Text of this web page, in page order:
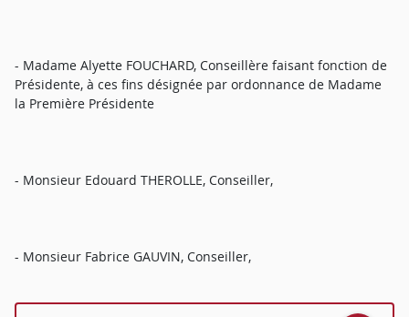
- Madame Alyette FOUCHARD, Conseillère faisant fonction de
Présidente, à ces fins désignée par ordonnance de Madame
la Première Présidente
- Monsieur Edouard THEROLLE, Conseiller,
- Monsieur Fabrice GAUVIN, Conseiller,